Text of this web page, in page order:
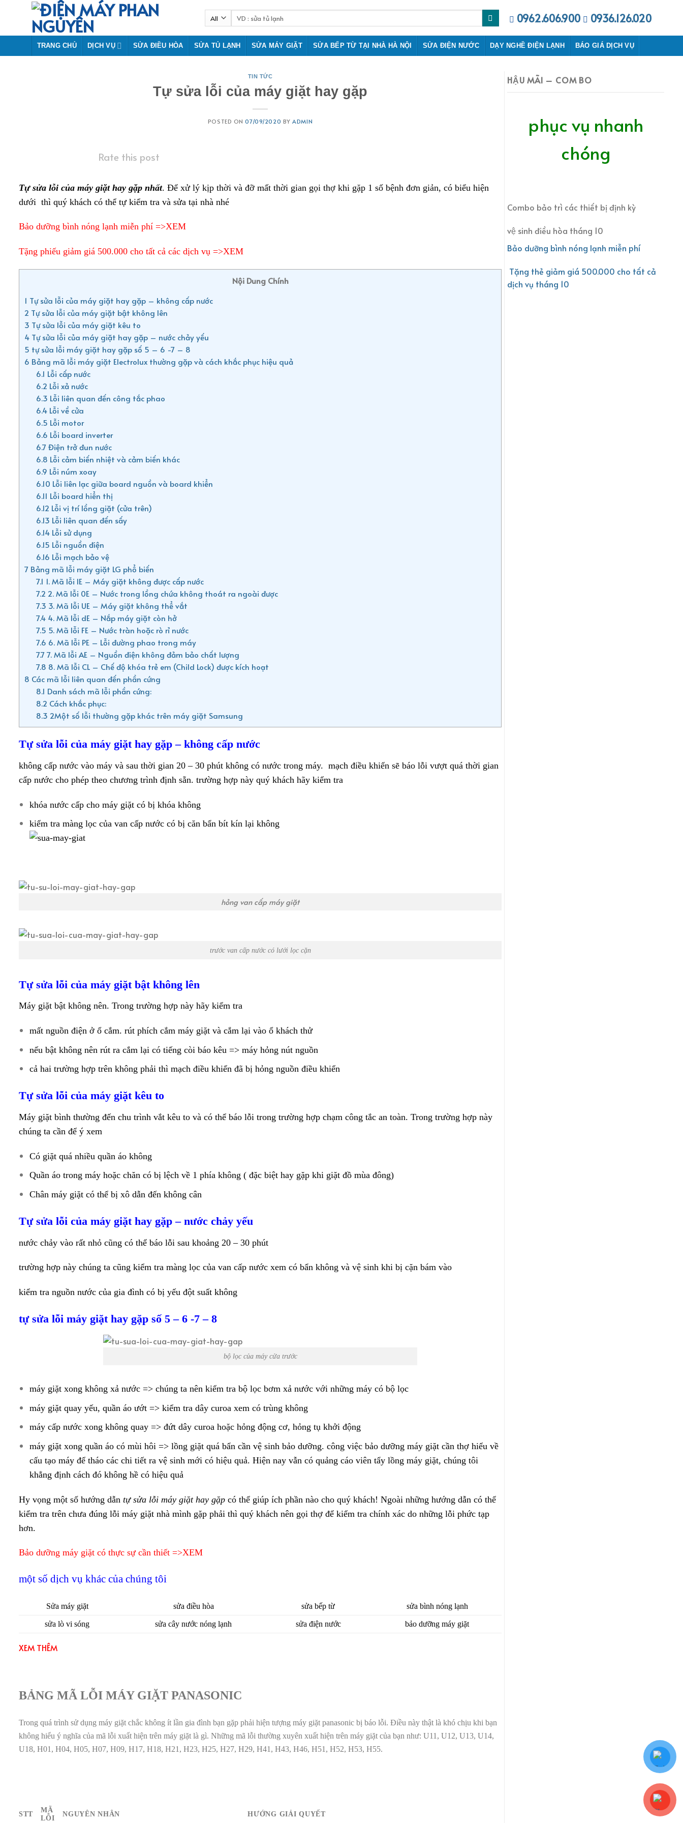
kiếm:
0962.606.900 0936.126.020
TRANG CHỦ DỊCH VỤ SỬA ĐIỀU HÒA SỬA TỦ LẠNH SỬA MÁY GIẶT SỬA BẾP TỪ TẠI NHÀ HÀ NỘI SỬA ĐIỆN NƯỚC DẠY NGHỀ ĐIỆN LẠNH BÁO GIÁ DỊCH VỤ
TIN TỨC
Tự sửa lỗi của máy giặt hay gặp
POSTED ON07/09/2020 BYADMIN
Rate this post
Tự sửa lỗi của máy giặt hay gặp nhất. Để xử lý kịp thời và đỡ mất thời gian gọi thợ khi gặp 1 số bệnh đơn giản, có biểu hiện
dưới thì quý khách có thể tự kiểm tra và sửa tại nhà nhé
Bảo dưỡng bình nóng lạnh miễn phí =>XEM
Tặng phiếu giảm giá 500.000 cho tất cả các dịch vụ =>XEM
Nội Dung Chính
1 Tự sửa lỗi của máy giặt hay gặp – không cấp nước
2 Tự sửa lỗi của máy giặt bật không lên
3 Tự sửa lỗi của máy giặt kêu to
4 Tự sửa lỗi của máy giặt hay gặp – nước chảy yếu
5 tự sửa lỗi máy giặt hay gặp số 5 – 6 -7 – 8
6 Bảng mã lỗi máy giặt Electrolux thường gặp và cách khắc phục hiệu quả
6.1 Lỗi cấp nước
6.2 Lỗi xả nước
6.3 Lỗi liên quan đến công tắc phao
6.4Lỗi về cửa
6.5 Lỗi motor
6.6 Lỗi board inverter
6.7Điện trở đun nước
6.8 Lỗi cảm biến nhiệt và cảm biến khác
6.9 Lỗi núm xoay
6.10 Lỗi liên lạc giữa board nguồn và board khiển
6.11 Lỗi board hiển thị
6.12 Lỗi vị trí lồng giặt (cửa trên)
6.13 Lỗi liên quan đến sấy
6.14Lỗi sử dụng
6.15 Lỗi nguồn điện
6.16 Lỗi mạch bảo vệ
7 Bảng mã lỗi máy giặt LG phổ biến
7.1 1. Mã lỗi IE – Máy giặt không được cấp nước
7.2 2. Mã lỗi 0E – Nước trong lồng chứa không thoát ra ngoài được
7.3 3. Mã lỗi UE – Máy giặt không thể vắt
7.44. Mã lỗi dE – Nắp máy giặt còn hở
7.5 5. Mã lỗi FE – Nước tràn hoặc rò rỉ nước
7.6 6. Mã lỗi PE – Lỗi đường phao trong máy
7.77. Mã lỗi AE – Nguồn điện không đảm bảo chất lượng
7.8 8. Mã lỗi CL – Chế độ khóa trẻ em (Child Lock) được kích hoạt
8 Các mã lỗi liên quan đến phần cứng
8.1 Danh sách mã lỗi phần cứng:
8.2 Cách khắc phục:
8.3 2Một số lỗi thường gặp khác trên máy giặt Samsung
Tự sửa lỗi của máy giặt hay gặp – không cấp nước
không cấp nước vào máy và sau thời gian 20 – 30 phút không có nước trong máy. mạch điều khiển sẽ báo lỗi vượt quá thời gian
cấp nước cho phép theo chương trình định sẵn. trường hợp này quý khách hãy kiểm tra
khóa nước cấp cho máy giặt có bị khóa không
kiểm tra màng lọc của van cấp nước có bị căn bẩn bít kín lại không
hỏng van cấp máy giặt
trước van cấp nước có lưới lọc cặn
Tự sửa lỗi của máy giặt bật không lên
Máy giặt bật không nên. Trong trường hợp này hãy kiểm tra
mất nguồn điện ở ổ cắm. rút phích cắm máy giặt và cắm lại vào ổ khách thử
nếu bật không nên rút ra cắm lại có tiếng còi báo kêu => máy hỏng nút nguồn
cả hai trường hợp trên không phải thì mạch điều khiển đã bị hỏng nguồn điều khiển
Tự sửa lỗi của máy giặt kêu to
Máy giặt bình thường đến chu trình vắt kêu to và có thể báo lỗi trong trường hợp chạm công tắc an toàn. Trong trường hợp này
chúng ta cần để ý xem
Có giặt quá nhiều quần áo không
Quần áo trong máy hoặc chăn có bị lệch về 1 phía không ( đặc biệt hay gặp khi giặt đồ mùa đông)
Chân máy giặt có thể bị xô dẫn đến không cân
Tự sửa lỗi của máy giặt hay gặp – nước chảy yếu
nước chảy vào rất nhỏ cũng có thể báo lỗi sau khoảng 20 – 30 phút
trường hợp này chúng ta cũng kiểm tra màng lọc của van cấp nước xem có bẩn không và vệ sinh khi bị cặn bám vào
kiểm tra nguồn nước của gia đình có bị yếu đột suất không
tự sửa lỗi máy giặt hay gặp số 5 – 6 -7 – 8
bộ lọc của máy cửa trước
máy giặt xong không xả nước => chúng ta nên kiểm tra bộ lọc bơm xả nước với những máy có bộ lọc
máy giặt quay yếu, quần áo ướt => kiểm tra dây curoa xem có trùng không
máy cấp nước xong không quay => đứt dây curoa hoặc hỏng động cơ, hỏng tụ khởi động
máy giặt xong quần áo có mùi hôi => lồng giặt quá bẩn cần vệ sinh bảo dưỡng. công việc bảo dưỡng máy giặt cần thợ hiểu về
cấu tạo máy để tháo các chi tiết ra vệ sinh mới có hiệu quả. Hiện nay vẫn có quảng cáo viên tẩy lồng máy giặt, chúng tôi
khẳng định cách đó không hề có hiệu quả
Hy vọng một số hướng dẫn tự sửa lỗi máy giặt hay gặp có thể giúp ích phần nào cho quý khách! Ngoài những hướng dẫn có thể
kiểm tra trên chưa đúng lỗi máy giặt nhà mình gặp phải thì quý khách nên gọi thợ để kiểm tra chính xác do những lỗi phức tạp
hơn.
Bảo dưỡng máy giặt có thực sự cần thiết =>XEM
một số dịch vụ khác của chúng tôi
Sửa máy giặt sửa điều hòa sửa bếp từ sửa bình nóng lạnh
sửa lò vi sóng sửa cây nước nóng lạnh sửa điện nước bảo dưỡng máy giặt
XEM THÊM
BẢNG MÃ LỖI MÁY GIẶT PANASONIC
Trong quá trình sử dụng máy giặt chắc không ít lần gia đình bạn gặp phải hiện tượng máy giặt panasonic bị báo lỗi. Điều này thật là khó chịu khi bạn
không hiểu ý nghĩa của mã lỗi xuất hiện trên máy giặt là gì. Những mã lỗi thường xuyên xuất hiện trên máy giặt của bạn như: U11, U12, U13, U14,
U18, H01, H04, H05, H07, H09, H17, H18, H21, H23, H25, H27, H29, H41, H43, H46, H51, H52, H53, H55.
STT
MÃ
LỖI
NGUYÊN NHÂN HƯỚNG GIẢI QUYẾT
HẬU MÃI – COM BO
phục vụ nhanh
chóng
Combo bảo trì các thiết bị định kỳ
vệ sinh điều hòa tháng 10
Bảo dưỡng bình nóng lạnh miễn phí
Tặng thẻ giảm giá 500.000 cho tất cả
dịch vụ tháng 10